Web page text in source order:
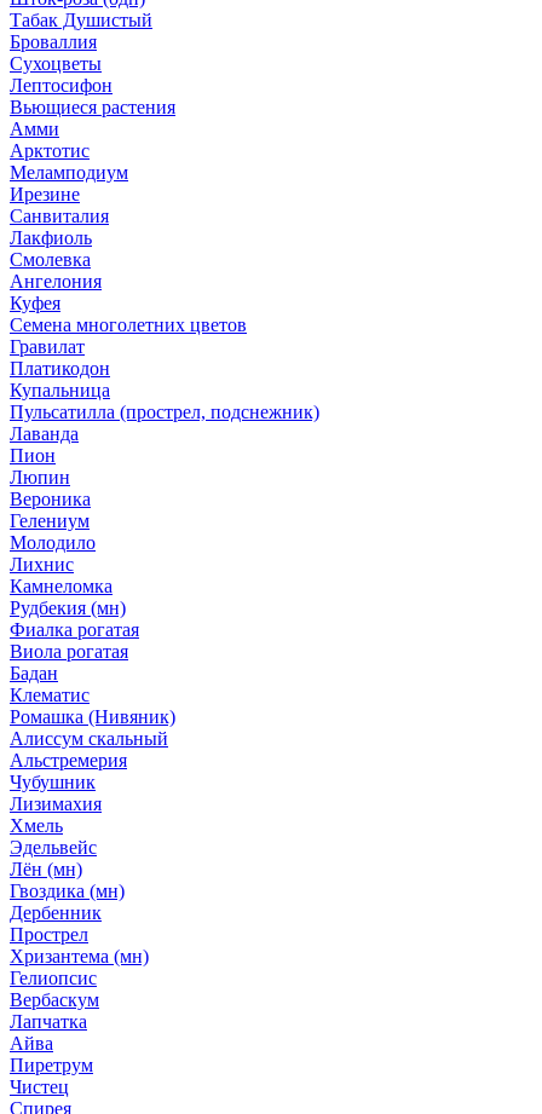
Табак Душистый
Броваллия
Сухоцветы
Лептосифон
Вьющиеся растения
Амми
Арктотис
Меламподиум
Ирезине
Санвиталия
Лакфиоль
Смолевка
Ангелония
Куфея
Семена многолетних цветов
Гравилат
Платикодон
Купальница
Пульсатилла (прострел, подснежник)
Лаванда
Пион
Люпин
Вероника
Гелениум
Молодило
Лихнис
Камнеломка
Рудбекия (мн)
Фиалка рогатая
Виола рогатая
Бадан
Клематис
Ромашка (Нивяник)
Алиссум скальный
Альстремерия
Чубушник
Лизимахия
Хмель
Эдельвейс
Лён (мн)
Гвоздика (мн)
Дербенник
Прострел
Хризантема (мн)
Гелиопсис
Вербаскум
Лапчатка
Айва
Пиретрум
Чистец
Спирея